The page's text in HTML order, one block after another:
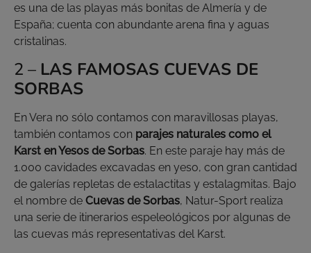
es una de las playas más bonitas de Almería y de
España; cuenta con abundante arena fina y aguas
cristalinas.
2 – LAS FAMOSAS CUEVAS DE
SORBAS
En Vera no sólo contamos con maravillosas playas,
también contamos con parajes naturales como el
Karst en Yesos de Sorbas. En este paraje hay más de
1.000 cavidades excavadas en yeso, con gran cantidad
de galerías repletas de estalactitas y estalagmitas. Bajo
el nombre de Cuevas de Sorbas, Natur-Sport realiza
una serie de itinerarios espeleológicos por algunas de
las cuevas más representativas del Karst.